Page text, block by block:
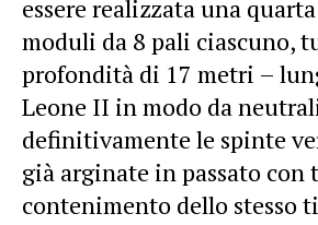
essere realizzata una
moduli da 8 pali ciascuno,
profondità di 17 metri –
Leone II in modo da
definitivamente le spinte
già arginate in passato
contenimento dello stesso